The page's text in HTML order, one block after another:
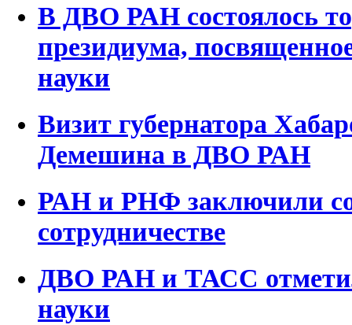
В ДВО РАН состоялось
президиума,
науки
Визит губернатора
Демешина в ДВО РАН
РАН и РНФ заключили
сотрудничестве
ДВО РАН и ТАСС
науки